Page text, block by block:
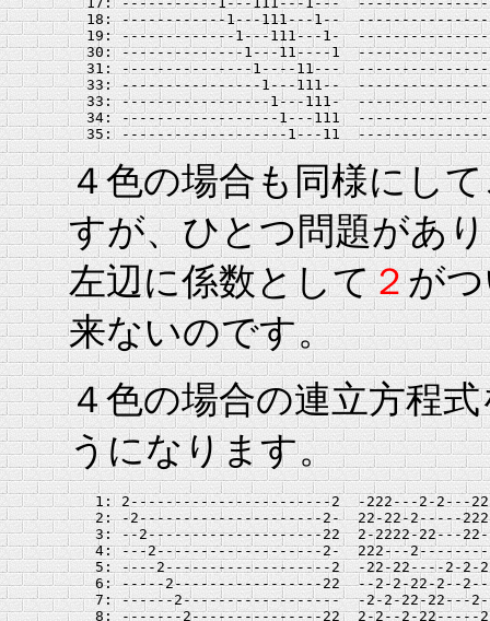
18: ------------1---111---1--
19: -------------1---111---1-
30: --------------1---11----1
31: ---------------1----11---
33: ----------------1---111--
33: -----------------1---111-
34: ------------------1---111
４色の場合も同様にし
すが、ひとつ問題があ
左辺に係数として２が
来ないのです。
４色の場合の連立方程式
うになります。
1: 2-----------------------2  -222---2-2---
2: -2---------------------2-  22-22-2-----
3: --2--------------------22  2-2222-22---
4: ---2-------------------2-  222---
5: ----2-------------------2  -22-22----2-2-
6: -----2-----------------22  --2-2-22-2--
7: ------2------------------  -2-2-22-22---
8: -------2---------------22  2-2--2-22-----